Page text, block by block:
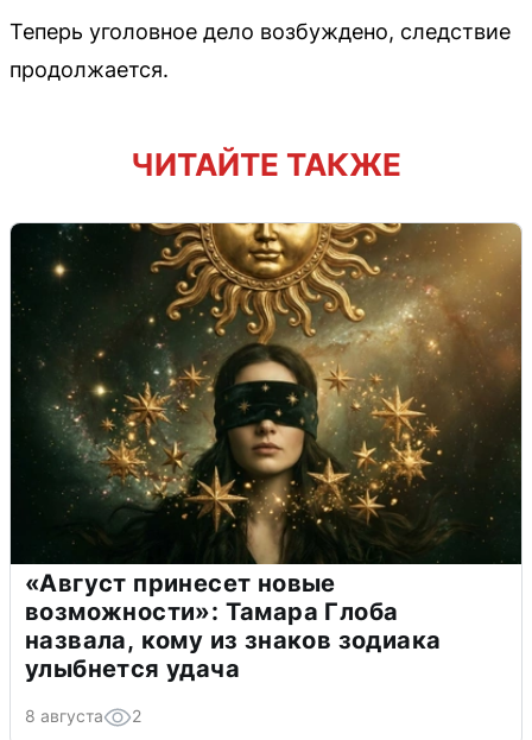
Теперь уголовное дело возбуждено, следствие
продолжается.
ЧИТАЙТЕ ТАКЖЕ
«Август принесет новые
возможности»: Тамара Глоба
назвала, кому из знаков зодиака
улыбнется удача
8 августа 2